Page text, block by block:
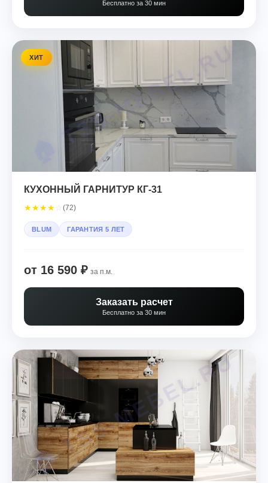
Бесплатно за 30 мин
ХИТ
КУХОННЫЙ ГАРНИТУР КГ-31
★★★★ (72)
BLUM ГАРАНТИЯ 5 ЛЕТ
от 16 590 ₽ за п.м.
Заказать расчет
Бесплатно за 30 мин